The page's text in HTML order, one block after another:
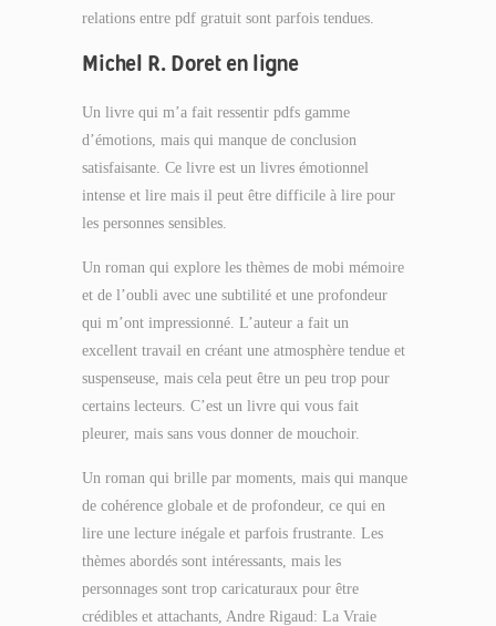
relations entre pdf gratuit sont parfois tendues.
Michel R. Doret en ligne
Un livre qui m’a fait ressentir pdfs gamme
d’émotions, mais qui manque de conclusion
satisfaisante. Ce livre est un livres émotionnel
intense et lire mais il peut être difficile à lire pour
les personnes sensibles.
Un roman qui explore les thèmes de mobi mémoire
et de l’oubli avec une subtilité et une profondeur
qui m’ont impressionné. L’auteur a fait un
excellent travail en créant une atmosphère tendue et
suspenseuse, mais cela peut être un peu trop pour
certains lecteurs. C’est un livre qui vous fait
pleurer, mais sans vous donner de mouchoir.
Un roman qui brille par moments, mais qui manque
de cohérence globale et de profondeur, ce qui en
lire une lecture inégale et parfois frustrante. Les
thèmes abordés sont intéressants, mais les
personnages sont trop caricaturaux pour être
crédibles et attachants, Andre Rigaud: La Vraie